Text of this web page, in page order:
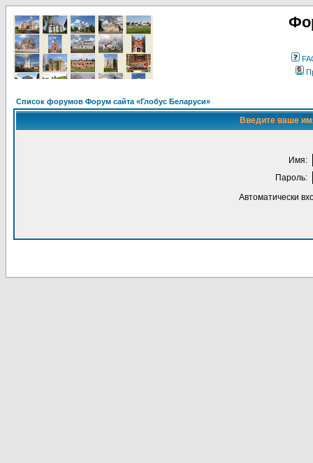
Список форумов Форум сайта «Глобус Беларуси»
Введите ваше
Имя:
Пароль:
Автоматически